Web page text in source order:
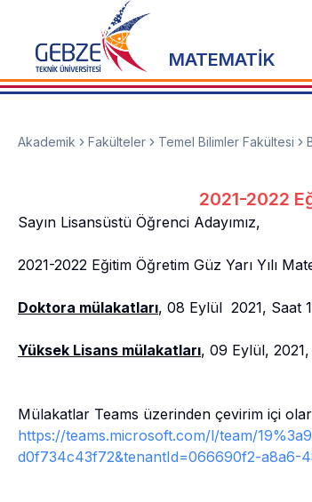
MATEMATİK
Akademik Fakülteler Temel Bilimler Fakültesi
2021-2022
Sayın Lisansüstü Öğrenci Adayımız,
2021-2022 Eğitim Öğretim Güz Yarı Yılı
Doktora mülakatları, 08 Eylül 2021, Saat
Yüksek Lisans mülakatları, 09 Eylül,
Mülakatlar Teams üzerinden çevirim içi
https://teams.microsoft.com/l/team/
d0f734c43f72&tenantId=066690f2-a8a6-